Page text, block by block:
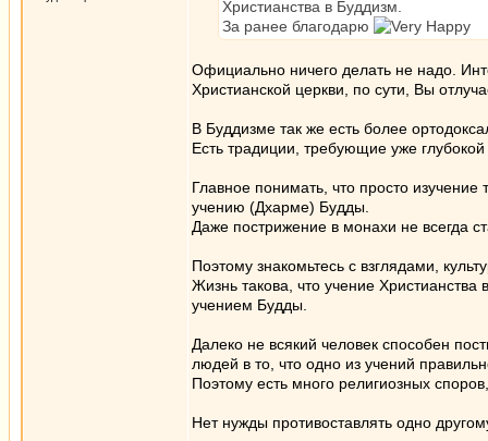
Христианства в Буддизм.
За ранее благодарю
Официально ничего делать не надо.
Христианской церкви, по сути, Вы
В Буддизме так же есть более
Есть традиции, требующие уже
Главное понимать, что просто
учению (Дхарме) Будды.
Даже пострижение в монахи не всегда
Поэтому знакомьтесь с взглядами,
Жизнь такова, что учение
учением Будды.
Далеко не всякий человек способен
людей в то, что одно из учений
Поэтому есть много религиозных
Нет нужды противоставлять одно